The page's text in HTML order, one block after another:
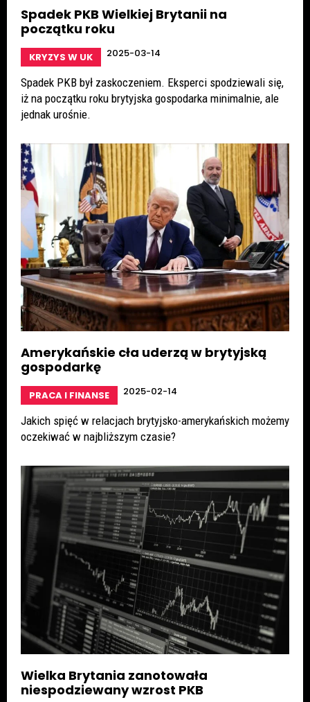
Spadek PKB Wielkiej Brytanii na
początku roku
KRYZYS W UK 2025-03-14
Spadek PKB był zaskoczeniem. Eksperci spodziewali się,
iż na początku roku brytyjska gospodarka minimalnie, ale
jednak urośnie.
Amerykańskie cła uderzą w brytyjską
gospodarkę
PRACA I FINANSE 2025-02-14
Jakich spięć w relacjach brytyjsko-amerykańskich możemy
oczekiwać w najbliższym czasie?
Wielka Brytania zanotowała
niespodziewany wzrost PKB